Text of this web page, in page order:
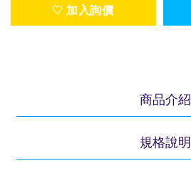
加入詢價
商品介紹
規格說明